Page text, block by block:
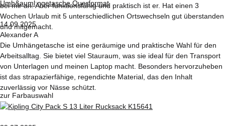
bei mir an. Aber funktionsfähig und praktisch ist er. Hat einen 3
Wochen Urlaub mit 5 unterschiedlichen Ortswechseln gut überstanden
und mitgemacht.
14.09.2025
Alexander A
Die Umhängetasche ist eine geräumige und praktische Wahl für den
Arbeitsalltag. Sie bietet viel Stauraum, was sie ideal für den Transport
von Unterlagen und meinen Laptop macht. Besonders hervorzuheben
ist das strapazierfähige, regendichte Material, das den Inhalt
zuverlässig vor Nässe schützt.
zur Farbauswahl